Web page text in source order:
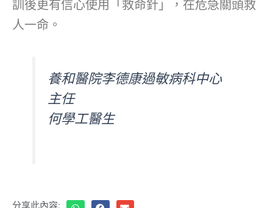
訓後更有信心使用「救命針」，在危急關頭救
人一命。
養和醫院李德康過敏病科中心
主任
何學工醫生